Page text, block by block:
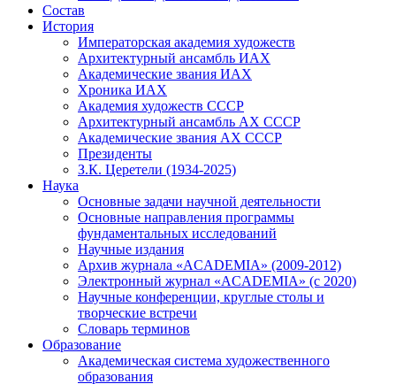
Состав
История
Императорская академия художеств
Архитектурный ансамбль ИАХ
Академические звания ИАХ
Хроника ИАХ
Академия художеств СССР
Архитектурный ансамбль АХ СССР
Академические звания АХ СССР
Президенты
З.К. Церетели (1934-2025)
Наука
Основные задачи научной деятельности
Основные направления программы
фундаментальных исследований
Научные издания
Архив журнала «ACADEMIA» (2009-2012)
Электронный журнал «ACADEMIA» (с 2020)
Научные конференции, круглые столы и
творческие встречи
Словарь терминов
Образование
Академическая система художественного
образования